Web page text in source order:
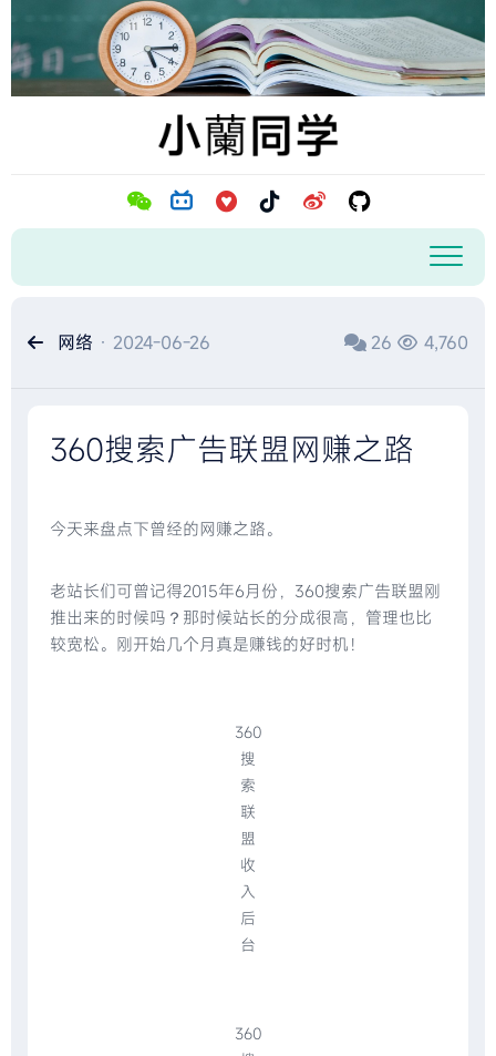
内
容
网络 · 2024-06-26 26 4,760
360搜索广告联盟网赚之路
今天来盘点下曾经的网赚之路。
老站长们可曾记得2015年6月份，360搜索广告联盟刚
推出来的时候吗？那时候站长的分成很高，管理也比
较宽松。刚开始几个月真是赚钱的好时机！
360
搜
索
联
盟
收
入
后
台
360